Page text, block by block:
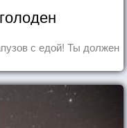
с едой! Ты должен